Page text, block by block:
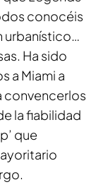
conocéis
urbanístico…
Ha sido
a Miami a
convencerlos
la fiabilidad
que